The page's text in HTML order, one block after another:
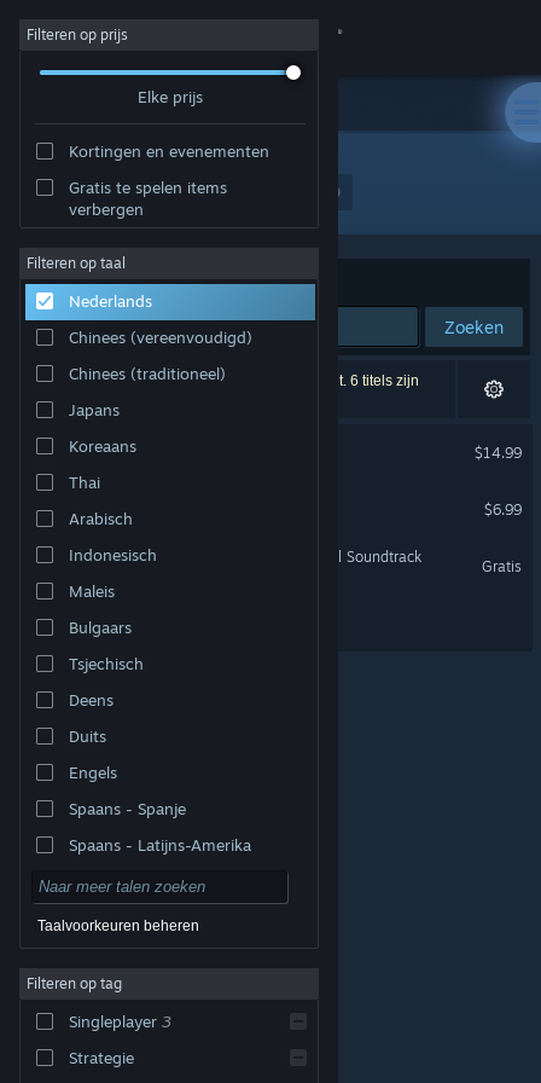
Inloggen
Community
Over
Ondersteuning
Taal wijzigen
Download de mobiele Steam-app
Desktopwebsite weergeven
© Valve Corporation. Alle rechten voorbehouden. Alle
handelsmerken zijn eigendom van hun respectieve
Privacybeleid|Juridische informatie
Toegankelijkheid
| Steam Subscriber Agreement
Terugbetalingen
Filteren op prijs
Elke prijs
Kortingen en evenementen
Gratis te spelen items
verbergen
Filteren op taal
Nederlands
Chinees (vereenvoudigd)
Chinees (traditioneel)
Japans
Koreaans
Thai
Arabisch
Indonesisch
Maleis
Bulgaars
Tsjechisch
Deens
Duits
Engels
Spaans - Spanje
Spaans - Latijns-Amerika
Taalvoorkeuren beheren
Filteren op tag
Singleplayer 3
Strategie
Ontwikkelaar: PRODUKTIVKELLER Studios
Sorteren op Relevantie
Zoeken
4 resultaten komen overeen met je zoekopdracht. 6 titels zijn
uitgesloten op basis van je voorkeuren.
$14.99
$6.99
Garden Simulator - Original Soundtrack
Gratis